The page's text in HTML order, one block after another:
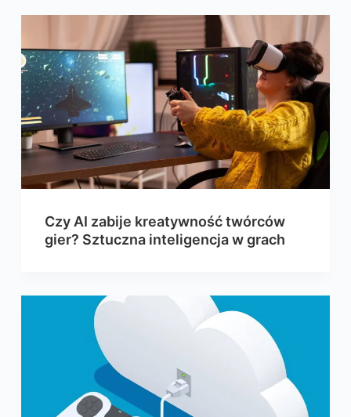
Czy AI zabije kreatywność twórców
gier? Sztuczna inteligencja w grach